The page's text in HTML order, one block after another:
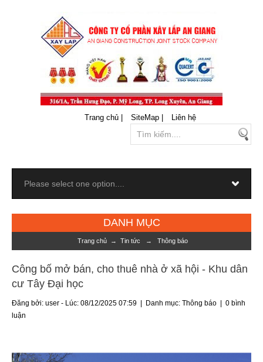
Trang chủ | SiteMap | Liên hệ
DANH MỤC
Trang chủ→ Tin tức → Thông báo
Công bố mở bán, cho thuê nhà ở xã hội - Khu dân
cư Tây Đại học
Đăng bởi: user - Lúc: 08/12/2025 07:59 | Danh mục: Thông báo
0 bình
luận